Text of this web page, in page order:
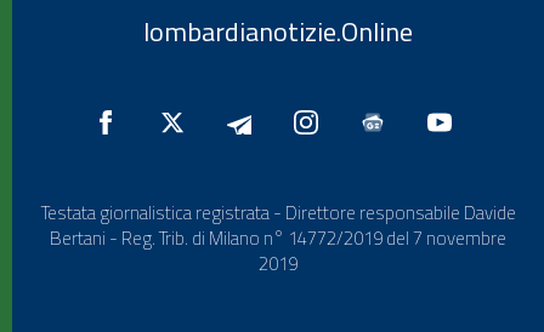
lombardianotizie.Online
Testata giornalistica registrata - Direttore responsabile Davide
Bertani - Reg. Trib. di Milano n° 14772/2019 del 7 novembre
2019